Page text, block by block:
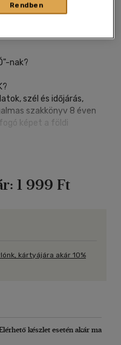
nak?
szél és időjárás,
szakkönyv 8 éven
képet a földi
illusztrációk
tudunk tenni a Föld
tartalom
1 999 Ft
kártyájára akár 10%
készlet esetén akár ma
Rendben